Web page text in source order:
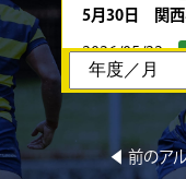
5月30日 関西
2026/05/22
5月24日 春
5月23日 京
◀︎ 前のア